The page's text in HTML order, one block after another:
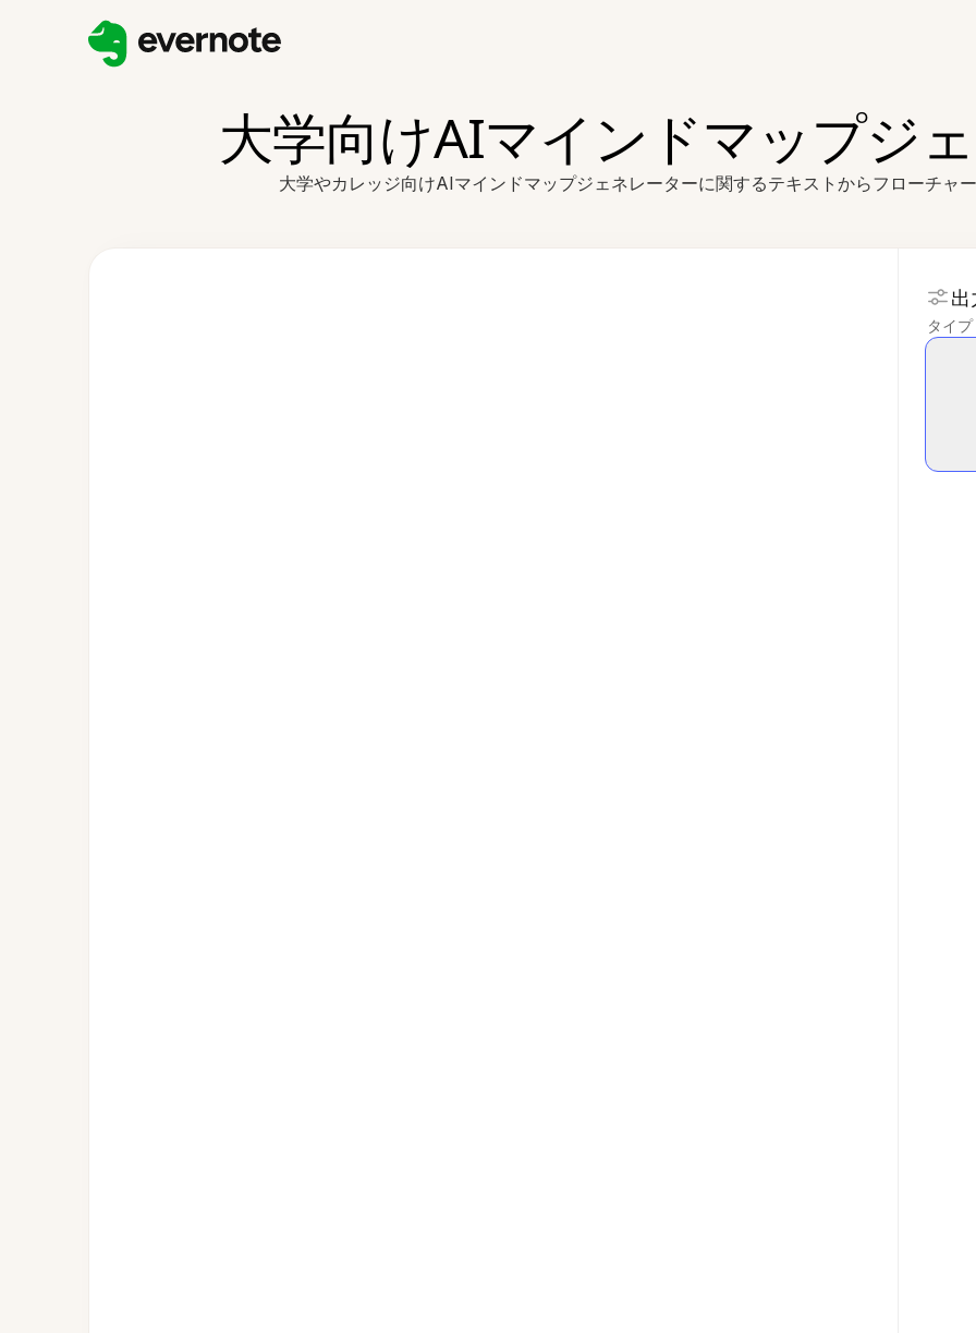
大学向けAIマインドマップジ
大学やカレッジ向けAIマインドマップジェネレーターに関するテキストからフローチャ
出
タイプ